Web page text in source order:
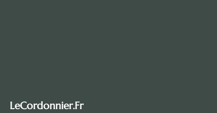
LeCordonnier.fr